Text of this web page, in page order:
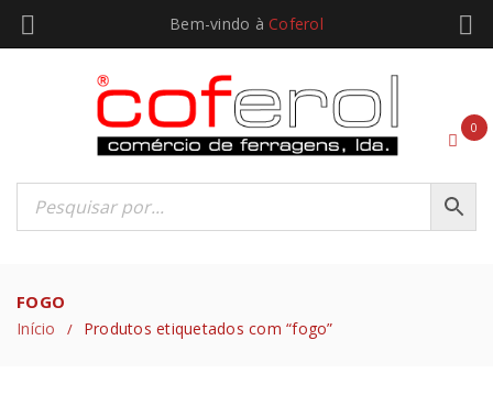
Bem-vindo à Coferol
0
FOGO
Início / Produtos etiquetados com “fogo”